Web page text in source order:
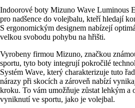
Indoorové boty Mizuno Wave Luminous
pro nadšence do volejbalu, kteří hledají
S ergonomickým designem nabízejí
velkou svobodu pohybu na hřišti.
Vyrobeny firmou Mizuno, značkou
sportu, tyto boty integrují pokročilé
Systém Wave, který charakterizuje tuto
nárazy při skocích a zároveň nabízí
kroku. To vám umožňuje zůstat lehkým a
vyniknutí ve sportu, jako je volejbal.